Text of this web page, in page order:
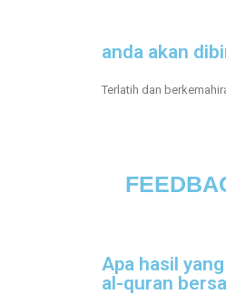
anda akan
Terlatih dan
Apa hasil
al-quran